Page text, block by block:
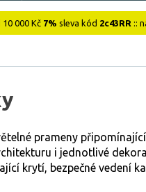
000 Kč 7% sleva kód 2c43RR ::
prameny připomínající
i jednotlivé
krytí, bezpečné vedení